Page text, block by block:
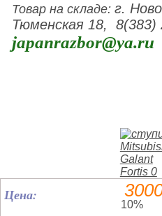
Товар на складе:г.
Тюменская 18, 8(383)
japanrazbor@ya.ru
Цена:
10%